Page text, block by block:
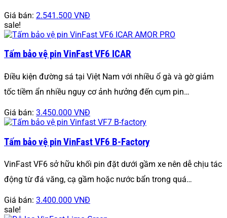
Giá bán: 2.541.500 VNĐ
sale!
Tấm bảo vệ pin VinFast VF6 ICAR
Điều kiện đường sá tại Việt Nam với nhiều ổ gà và gờ giảm
tốc tiềm ẩn nhiều nguy cơ ảnh hưởng đến cụm pin…
Giá bán: 3.450.000 VNĐ
Tấm bảo vệ pin VinFast VF6 B-Factory
VinFast VF6 sở hữu khối pin đặt dưới gầm xe nên dễ chịu tác
động từ đá văng, cạ gầm hoặc nước bẩn trong quá…
Giá bán: 3.400.000 VNĐ
sale!